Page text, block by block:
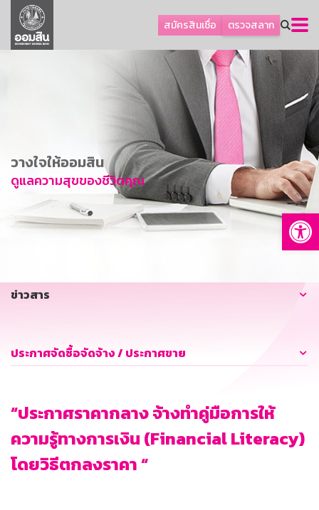
สมัครสินเชื่อ ตรวจสลาก
ลูกค้าธุรกิจ
ลูกค้าผู้ประกอบรายย่อย
การพัฒนาที่ยั่งยืน
ข่าวสาร
บริการทางการเงิน
อื่นๆ
วางใจให้ออมสิน
ดูแลความสุขของชีวิตคุณ
ข่าวสาร
ประกาศจัดซื้อจัดจ้าง / ประกาศขาย
“ประกาศราคากลาง จ้างทำคู่มือการให้
ความรู้ทางการเงิน (Financial Literacy)
โดยวิธีตกลงราคา “